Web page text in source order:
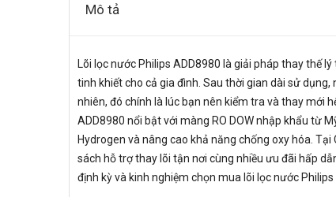
Mô tả
Lõi lọc nước Philips ADD8980 là giải pháp thay thế
tinh khiết cho cả gia đình. Sau thời gian dài sử
nhiên, đó chính là lúc bạn nên kiểm tra và thay mới
ADD8980 nổi bật với màng RO DOW nhập khẩu từ
Hydrogen và nâng cao khả năng chống oxy hóa.
sách hỗ trợ thay lõi tận nơi cùng nhiều ưu đãi hấp
định kỳ và kinh nghiệm chọn mua lõi lọc nước